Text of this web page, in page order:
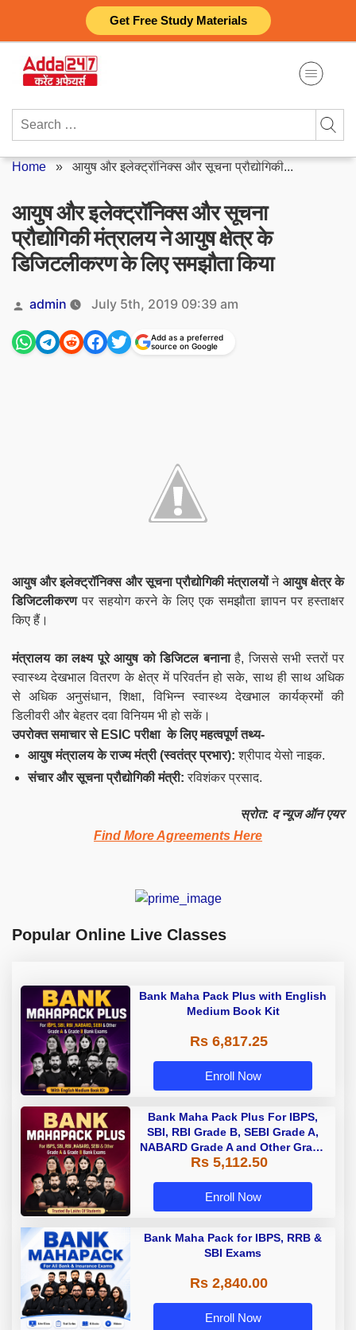
Get Free Study Materials
content
Search
Home » आयुष और इलेक्ट्रॉनिक्स और सूचना प्रौद्योगिकी...
आयुष और इलेक्ट्रॉनिक्स और सूचना
प्रौद्योगिकी मंत्रालय ने आयुष क्षेत्र के
डिजिटलीकरण के लिए समझौता किया
Posted
by
admin July 5th, 2019 09:39 am
Add as a preferred
source on Google
आयुष और इलेक्ट्रॉनिक्स और सूचना प्रौद्योगिकी मंत्रालयोंने आयुष क्षेत्र के
डिजिटलीकरणपर सहयोग करने के लिए एक समझौता ज्ञापन पर हस्ताक्षर
किए हैं।
मंत्रालय का लक्ष्य पूरे आयुष को डिजिटल बनानाहै, जिससे सभी स्तरों पर
स्वास्थ्य देखभाल वितरण के क्षेत्र में परिवर्तन हो सके, साथ ही साथ अधिक
से अधिक अनुसंधान, शिक्षा, विभिन्न स्वास्थ्य देखभाल कार्यक्रमों की
डिलीवरी और बेहतर दवा विनियम भी हो सकें।
उपरोक्त समाचार से ESIC परीक्षा के लिए महत्वपूर्ण तथ्य-
आयुष मंत्रालय के राज्य मंत्री (स्वतंत्र प्रभार):श्रीपाद येसो नाइक.
संचार और सूचना प्रौद्योगिकी मंत्री: रविशंकर प्रसाद.
स्रोत: द न्यूज ऑन एयर
Find More Agreements Here
Popular Online Live Classes
Bank Maha Pack Plus with English
Medium Book Kit
Rs 6,817.25
Enroll Now
Bank Maha Pack Plus For IBPS,
SBI, RBI Grade B, SEBI Grade A,
NABARD Grade A and Other Grade
A & Grade B Bank Exams
Rs 5,112.50
Enroll Now
Bank Maha Pack for IBPS, RRB &
SBI Exams
Rs 2,840.00
Enroll Now